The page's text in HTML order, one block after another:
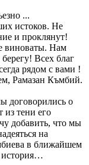
...
истоков. Не
и проклянут!
виноваты. Нам
Всех благ
рядом с вами !
Рамазан Къмбий.
договорились о
из тени его
добавить, что мы
на
в ближайшем
история…